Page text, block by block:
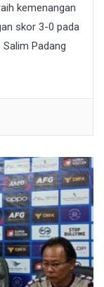
kemenangan
skor 3-0 pada
Padang